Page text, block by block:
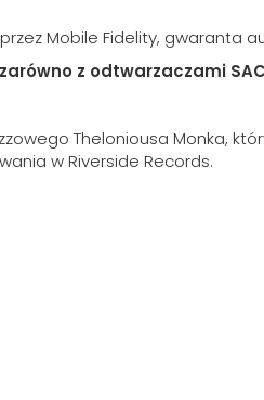
Mobile Fidelity, gwaranta
z odtwarzaczami
Theloniousa Monka,
w Riverside Records.